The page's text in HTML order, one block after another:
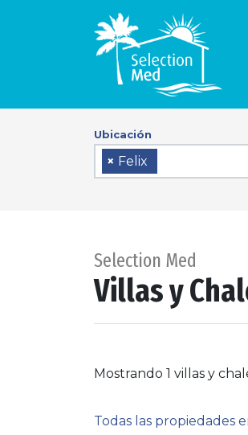
Ubicación
× Felix
Selection Med
Villas y
Mostrando 1 villas y
Todas las propiedades